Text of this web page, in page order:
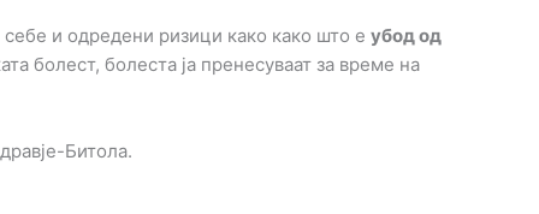
и одредени ризици како како што е убод од
болест, болеста ја пренесуваат за време на
Битола.